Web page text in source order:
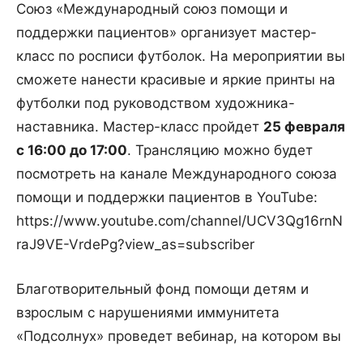
Союз «Международный союз помощи и
поддержки пациентов» организует мастер-
класс по росписи футболок. На мероприятии вы
сможете нанести красивые и яркие принты на
футболки под руководством художника-
наставника. Мастер-класс пройдет 25 февраля
с 16:00 до 17:00. Трансляцию можно будет
посмотреть на канале Международного союза
помощи и поддержки пациентов в YouTube:
https://www.youtube.com/channel/UCV3Qg16rnN
raJ9VE-VrdePg?view_as=subscriber
Благотворительный фонд помощи детям и
взрослым с нарушениями иммунитета
«Подсолнух» проведет вебинар, на котором вы